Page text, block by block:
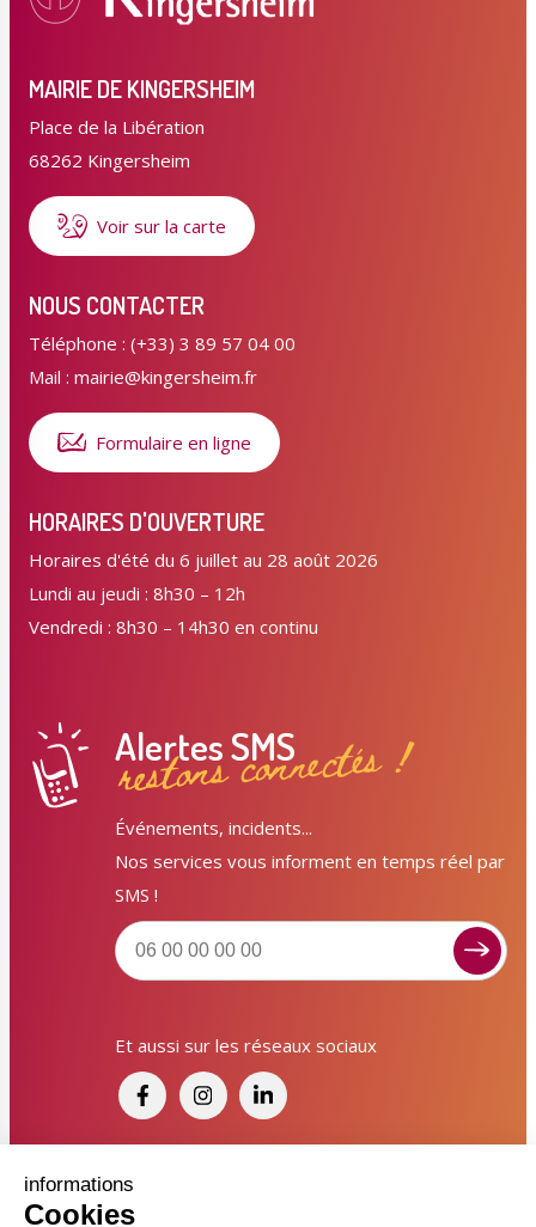
informations
Cookies
MAIRIE DE KINGERSHEIM
Place de la Libération
68262 Kingersheim
Voir sur la carte
NOUS CONTACTER
Téléphone : (+33) 3 89 57 04 00
Mail : mairie@kingersheim.fr
Formulaire en ligne
HORAIRES D'OUVERTURE
Horaires d'été du 6 juillet au 28 août 2026
Lundi au jeudi : 8h30 – 12h
Vendredi : 8h30 – 14h30 en continu
Alertes SMS
restons connectés !
Événements, incidents...
Nos services vous informent en temps réel par
SMS !
Et aussi sur les réseaux sociaux
Financé par France Relance et par l'Union
Européenne
Poser une question ? Participer ?
Cliquez ici pour interagir avec les services de votre
ville !